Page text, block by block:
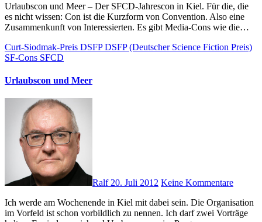
Urlaubscon und Meer – Der SFCD-Jahrescon in Kiel. Für die, die
es nicht wissen: Con ist die Kurzform von Convention. Also eine
Zusammenkunft von Interessierten. Es gibt Media-Cons wie die…
Curt-Siodmak-Preis DSFPDSFP (Deutscher Science Fiction Preis)
SF-Cons SFCD
Urlaubscon und Meer
Ralf20. Juli 2012 Keine Kommentare
Ich werde am Wochenende in Kiel mit dabei sein. Die Organisation
im Vorfeld ist schon vorbildlich zu nennen. Ich darf zwei Vorträge